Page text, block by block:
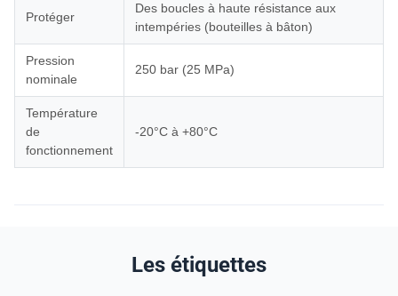
Protéger
Des boucles à haute résistance aux
intempéries (bouteilles à bâton)
Pression
nominale
250 bar (25 MPa)
Température
de
fonctionnement
-20°C à +80°C
Les étiquettes